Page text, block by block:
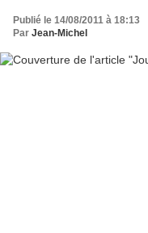
Publié le 14/08/2011 à 18:13
Par Jean-Michel